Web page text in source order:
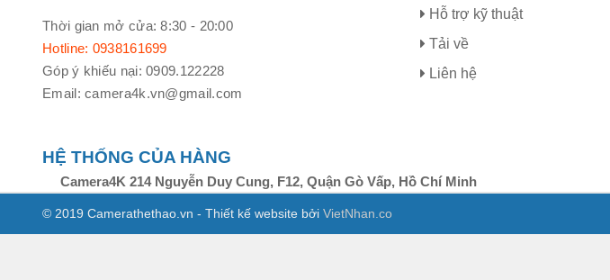
Thời gian mở cửa: 8:30 - 20:00
Hotline: 0938161699
Góp ý khiếu nại: 0909.122228
Email: camera4k.vn@gmail.com
Hỗ trợ kỹ thuật
Tải về
Liên hệ
HỆ THỐNG CỦA HÀNG
Camera4K 214 Nguyễn Duy Cung, F12, Quận Gò Vấp, Hồ Chí Minh
© 2019 Camerathethao.vn - Thiết kế website bởi VietNhan.co